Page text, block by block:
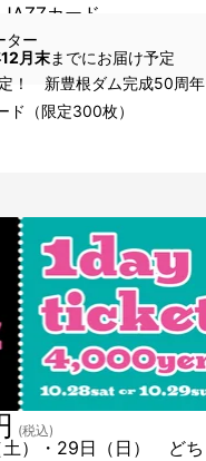
カード
ター
月末までにお届け予定
！ 新豊根ダム完成50周年
ド（限定300枚）
土）・29日（日） どち
(税込)